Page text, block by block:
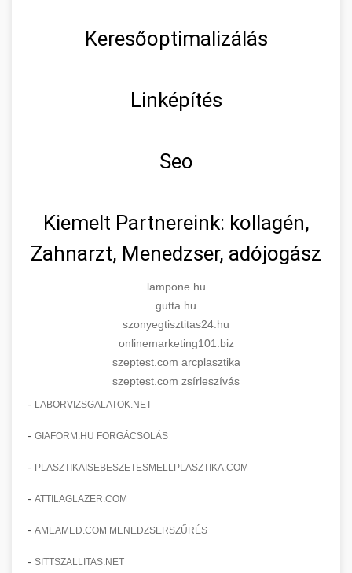
Keresőoptimalizálás
Linképítés
Seo
Kiemelt Partnereink: kollagén,
Zahnarzt, Menedzser, adójogász
lampone.hu
gutta.hu
szonyegtisztitas24.hu
onlinemarketing101.biz
szeptest.com arcplasztika
szeptest.com zsírleszívás
- LABORVIZSGALATOK.NET
- GIAFORM.HU FORGÁCSOLÁS
- PLASZTIKAISEBESZETESMELLPLASZTIKA.COM
- ATTILAGLAZER.COM
- AMEAMED.COM MENEDZSERSZŰRÉS
- SITTSZALLITAS.NET